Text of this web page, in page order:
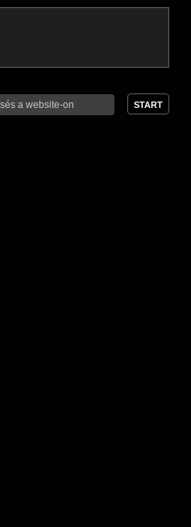
START